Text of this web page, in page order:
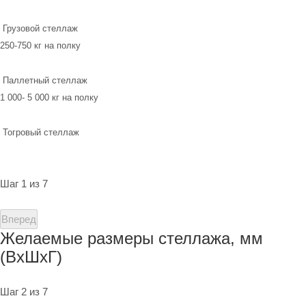
Грузовой стеллаж
250-750 кг на полку
Паллетный стеллаж
1 000- 5 000 кг на полку
Тогровый стеллаж
Шаг 1 из 7
Вперед
Желаемые размеры стеллажа, мм
(ВхШхГ)
Шаг 2 из 7